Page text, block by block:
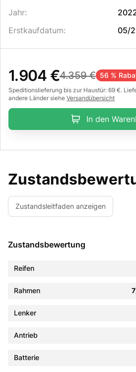
Jahr:
Erstkaufdatum: 05/
1.904 €4.359 € 56 %
Speditionslieferung bis zur Haustür: 69 €.
andere Länder siehe Versandübersicht
In den
Zustandsleitfaden anzeigen
Zustandsbewertung
Reifen
Rahmen 7
Lenker
Antrieb
Batterie